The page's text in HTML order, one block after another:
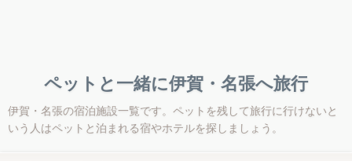
ペットと一緒に伊賀・名張へ旅行
伊賀・名張の宿泊施設一覧です。ペットを残して旅行に行けないと
いう人はペットと泊まれる宿やホテルを探しましょう。